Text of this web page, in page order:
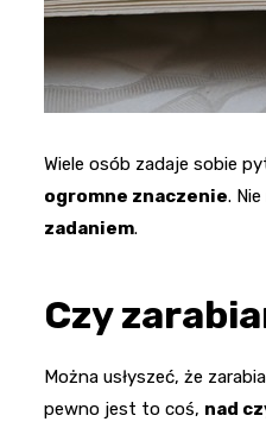
Wiele osób zadaje sobie
ogromne znaczenie.
zadaniem.
Czy
Można usłyszeć, że
pewno jest to coś, nad